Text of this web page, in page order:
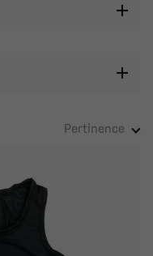
Pertinence